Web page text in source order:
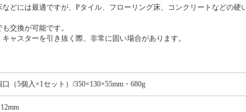
どには最適ですが、Pタイル、フローリング床、コンクリートなどの
交換が可能です。
ャスターを引き抜く際、非常に固い場合があります。
口（5個入×1セット）/350×130×55mm・680g